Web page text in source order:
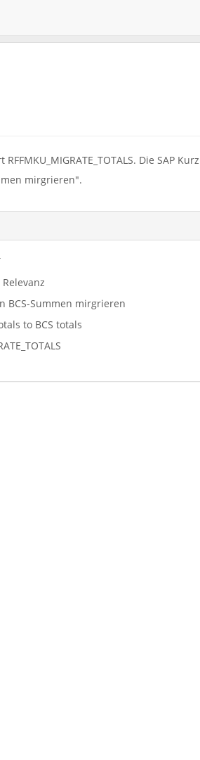
Die SAP
mirgrieren".
BCS-Summen mirgrieren
to BCS totals